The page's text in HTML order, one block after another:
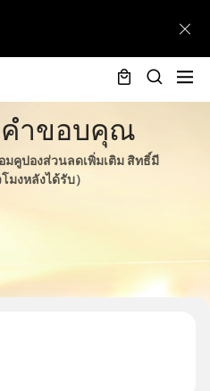
ำขอบคุณ
คูปองส่วนลดเพิ่มเติม สิทธิ์มี
มงหลังได้รับ）